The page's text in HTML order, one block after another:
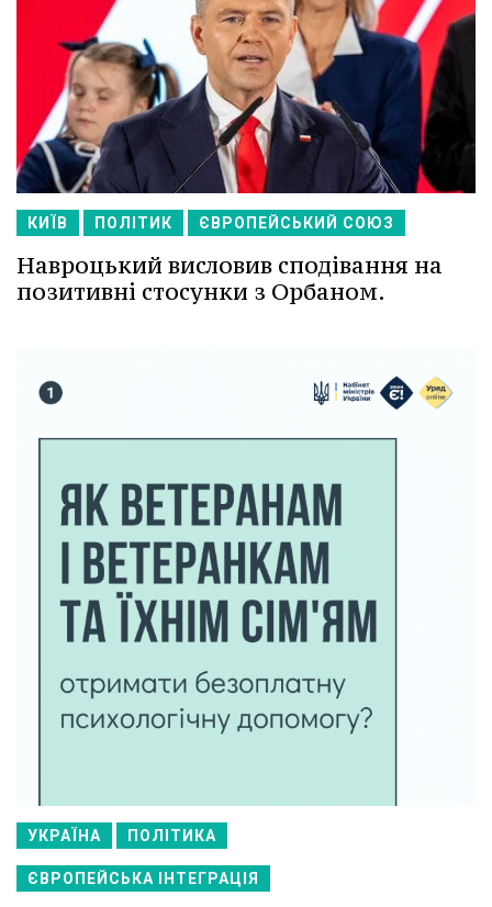
КИЇВ ПОЛІТИК ЄВРОПЕЙСЬКИЙ СОЮЗ
Навроцький висловив сподівання на
позитивні стосунки з Орбаном.
УКРАЇНА ПОЛІТИКА
ЄВРОПЕЙСЬКА ІНТЕГРАЦІЯ